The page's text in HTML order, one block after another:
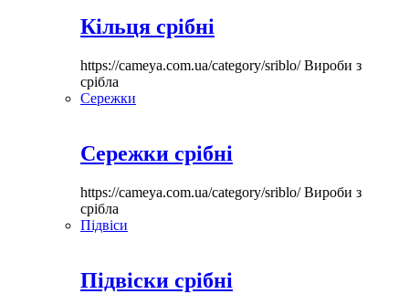
Кільця срібні
https://cameya.com.ua/category/sriblo/Вироби з
срібла
Сережки
Сережки срібні
https://cameya.com.ua/category/sriblo/Вироби з
срібла
Підвіси
Підвіски срібні